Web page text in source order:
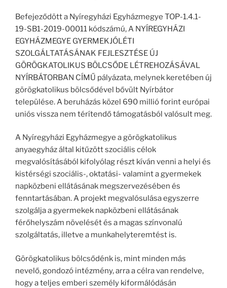
Befejeződött a Nyíregyházi Egyházmegye TOP-1.4.1-
19-SB1-2019-00011 kódszámú, A NYÍREGYHÁZI
EGYHÁZMEGYE GYERMEKJÓLÉTI
SZOLGÁLTATÁSÁNAK FEJLESZTÉSE ÚJ
GÖRÖGKATOLIKUS BÖLCSŐDE LÉTREHOZÁSÁVAL
NYÍRBÁTORBAN CÍMŰ pályázata, melynek keretében új
görögkatolikus bölcsődével bővült Nyírbátor
települése. A beruházás közel 690 millió forint európai
uniós vissza nem térítendő támogatásból valósult meg.
A Nyíregyházi Egyházmegye a görögkatolikus
anyaegyház által kitűzött szociális célok
megvalósításából kifolyólag részt kíván venni a helyi és
kistérségi szociális-, oktatási- valamint a gyermekek
napközbeni ellátásának megszervezésében és
fenntartásában. A projekt megvalósulása egyszerre
szolgálja a gyermekek napközbeni ellátásának
férőhelyszám növelését és a magas színvonalú
szolgáltatás, illetve a munkahelyteremtést is.
Görögkatolikus bölcsődénk is, mint minden más
nevelő, gondozó intézmény, arra a célra van rendelve,
hogy a teljes emberi személy kiformálódásán